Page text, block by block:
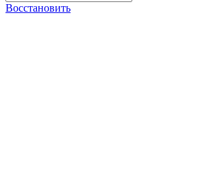
Восстановить